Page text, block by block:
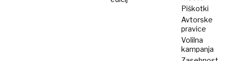
Piškotki
Avtorske
pravice
Volilna
kampanja